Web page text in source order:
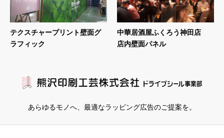
テクスチャープリント壁面グ
ラフィック
中華居酒屋ふくろう神田店
店内壁面パネル
あらゆるモノへ、 最適なラッピング広告のご提案を。